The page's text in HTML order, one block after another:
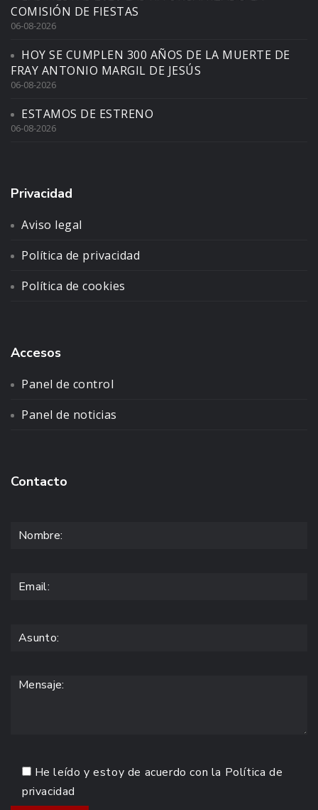
COMISIÓN DE FIESTAS
06-08-2026
HOY SE CUMPLEN 300 AÑOS DE LA MUERTE DE
FRAY ANTONIO MARGIL DE JESÚS
06-08-2026
ESTAMOS DE ESTRENO
06-08-2026
Privacidad
Aviso legal
Política de privacidad
Política de cookies
Accesos
Panel de control
Panel de noticias
Contacto
He leído y estoy de acuerdo con la Política de
privacidad